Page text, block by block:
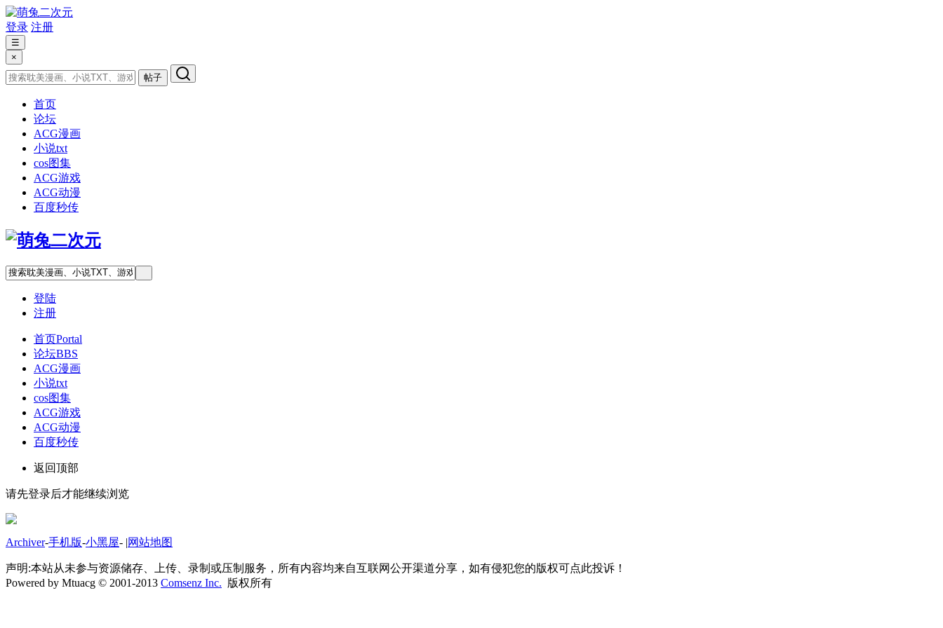
登录 注册
☰
×
帖子
首页
论坛
ACG漫画
小说txt
cos图集
ACG游戏
ACG动漫
百度秒传
登陆
注册
首页Portal
论坛BBS
ACG漫画
小说txt
cos图集
ACG游戏
ACG动漫
百度秒传
返回顶部
请先登录后才能继续浏览
Archiver-手机版-小黑屋- |网站地图
声明:本站从未参与资源储存、上传、录制或压制服务，所有内容均来自互联网公开渠道分享，如有侵犯您的版权可点此投诉！
Powered by Mtuacg © 2001-2013 Comsenz Inc. 版权所有